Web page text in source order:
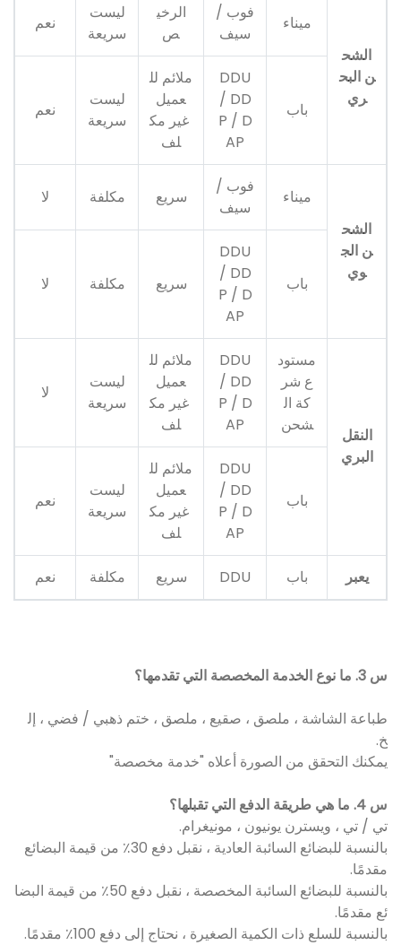
الشح
ن البح
ري
ميناء
فوب /
سيف
الرخي
ص
ليست
سريعة
نعم
باب
DDU
/ DD
P / D
AP
ملائم لل
عميل
غير مك
لف
ليست
سريعة
نعم
الشح
ن الج
وي
ميناء
فوب /
سيف
سريع مكلفة لا
باب
DDU
/ DD
P / D
AP
سريع مكلفة لا
النقل
البري
مستود
ع شر
كة ال
شحن
DDU
/ DD
P / D
AP
ملائم لل
عميل
غير مك
لف
ليست
سريعة
لا
باب
DDU
/ DD
P / D
AP
ملائم لل
عميل
غير مك
لف
ليست
سريعة
نعم
يعبر باب DDU سريع مكلفة نعم
س 3. ما نوع الخدمة المخصصة التي تقدمها؟
طباعة الشاشة ، ملصق ، صقيع ، ملصق ، ختم ذهبي / فضي ، إل
خ.
يمكنك التحقق من الصورة أعلاه "خدمة مخصصة"
س 4. ما هي طريقة الدفع التي تقبلها؟
تي / تي ، ويسترن يونيون ، مونيغرام.
بالنسبة للبضائع السائبة العادية ، نقبل دفع 30٪ من قيمة البضائع
مقدمًا.
بالنسبة للبضائع السائبة المخصصة ، نقبل دفع 50٪ من قيمة البضا
ئع مقدمًا.
بالنسبة للسلع ذات الكمية الصغيرة ، نحتاج إلى دفع 100٪ مقدمًا.